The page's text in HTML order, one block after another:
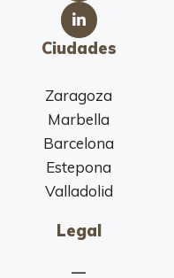
Ciudades
Zaragoza
Marbella
Barcelona
Estepona
Valladolid
Legal